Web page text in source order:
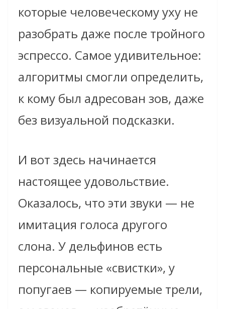
которые человеческому уху не
разобрать даже после тройного
эспрессо. Самое удивительное:
алгоритмы смогли определить,
к кому был адресован зов, даже
без визуальной подсказки.
И вот здесь начинается
настоящее удовольствие.
Оказалось, что эти звуки — не
имитация голоса другого
слона. У дельфинов есть
персональные «свистки», у
попугаев — копируемые трели,